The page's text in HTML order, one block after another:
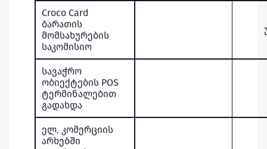
Croco Card
ბარათის
მომსახურების
საკომისიო
სავაჭრო
ობიექტების POS
ტერმინალებით
გადახდა
ელ. კომერციის
არხებში